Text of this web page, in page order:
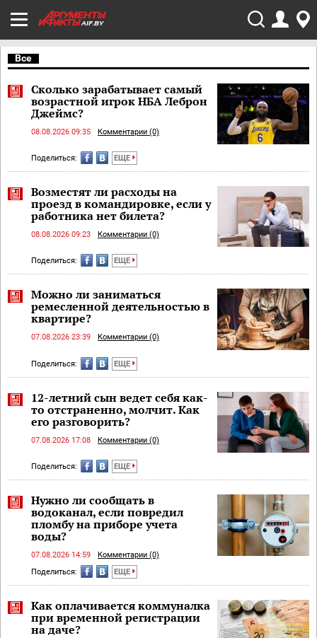
AIF.BY
Все
Сколько зарабатывает самый
возрастной игрок НБА Леброн
Джеймс?
08.08.2026 09:35 Комментарии (0)
Поделиться: ЕЩЕ
Возместят ли расходы на
проезд в командировке, если у
работника нет билета?
08.08.2026 09:23 Комментарии (0)
Поделиться: ЕЩЕ
Можно ли заниматься
ремесленной деятельностью в
квартире?
07.08.2026 23:39 Комментарии (0)
Поделиться: ЕЩЕ
12-летний сын ведет себя как-
то отстраненно, молчит. Как
его разговорить?
07.08.2026 17:08 Комментарии (0)
Поделиться: ЕЩЕ
Нужно ли сообщать в
водоканал, если повредил
пломбу на приборе учета
воды?
07.08.2026 14:59
Комментарии (0)
Поделиться:
ЕЩЕ
Как оплачивается коммуналка
при временной регистрации
на даче?